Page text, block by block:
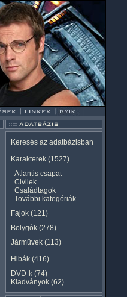
Keresés az adatbázisban
Karakterek (1527)
Atlantis csapat
Civilek
Családtagok
További kategóriák...
Fajok (121)
Bolygók (278)
Járművek (113)
Hibák (416)
DVD-k (74)
Kiadványok (62)